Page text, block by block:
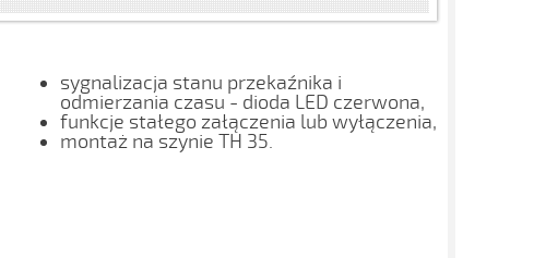
sygnalizacja stanu przekaźnika i
odmierzania czasu - dioda LED czerwona,
funkcje stałego załączenia lub wyłączenia,
montaż na szynie TH 35.